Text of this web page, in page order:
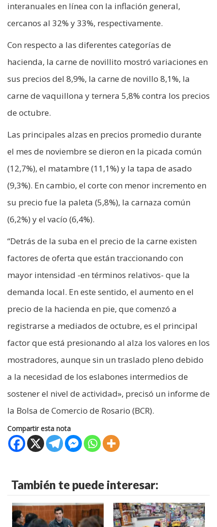
interanuales en línea con la inflación general,
cercanos al 32% y 33%, respectivamente.
Con respecto a las diferentes categorías de
hacienda, la carne de novillito mostró variaciones en
sus precios del 8,9%, la carne de novillo 8,1%, la
carne de vaquillona y ternera 5,8% contra los precios
de octubre.
Las principales alzas en precios promedio durante
el mes de noviembre se dieron en la picada común
(12,7%), el matambre (11,1%) y la tapa de asado
(9,3%). En cambio, el corte con menor incremento en
su precio fue la paleta (5,8%), la carnaza común
(6,2%) y el vacío (6,4%).
“Detrás de la suba en el precio de la carne existen
factores de oferta que están traccionando con
mayor intensidad -en términos relativos- que la
demanda local. En este sentido, el aumento en el
precio de la hacienda en pie, que comenzó a
registrarse a mediados de octubre, es el principal
factor que está presionando al alza los valores en los
mostradores, aunque sin un traslado pleno debido
a la necesidad de los eslabones intermedios de
sostener el nivel de actividad», precisó un informe de
la Bolsa de Comercio de Rosario (BCR).
Compartir esta nota
También te puede interesar: